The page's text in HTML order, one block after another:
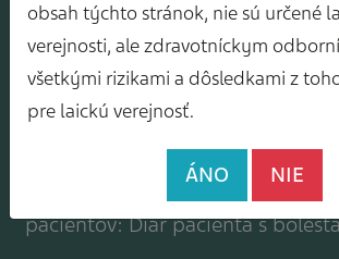
Mám záujem o zasielanie
spravodajcu
pacientov: Diár pacienta s
obsah týchto stránok, nie sú určené
verejnosti, ale zdravotníckym
všetkými rizikami a dôsledkami z
pre laickú verejnosť.
ÁNO NIE